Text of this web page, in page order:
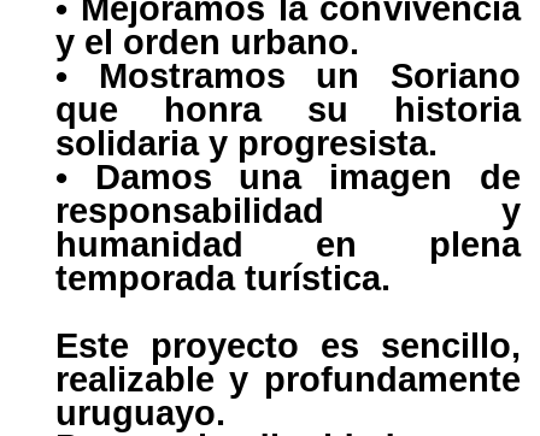
• Mejoramos la convivencia
y el orden urbano.
• Mostramos un Soriano
que honra su historia
solidaria y progresista.
• Damos una imagen de
responsabilidad y
humanidad en plena
temporada turística.
Este proyecto es sencillo,
realizable y profundamente
uruguayo.